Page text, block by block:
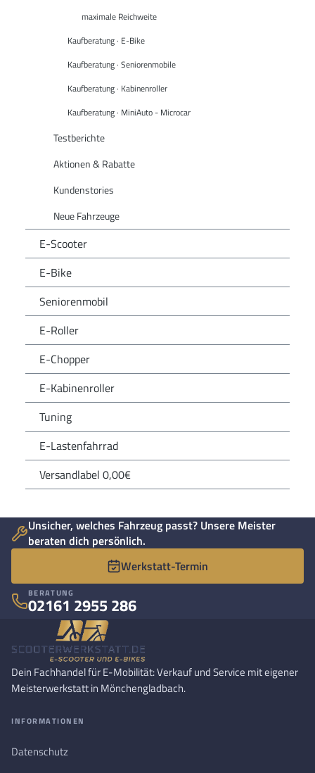
maximale Reichweite
Kaufberatung · E-Bike
Kaufberatung · Seniorenmobile
Kaufberatung · Kabinenroller
Kaufberatung · MiniAuto - Microcar
Testberichte
Aktionen & Rabatte
Kundenstories
Neue Fahrzeuge
E-Scooter
E-Bike
Seniorenmobil
E-Roller
E-Chopper
E-Kabinenroller
Tuning
E-Lastenfahrrad
Versandlabel 0,00€
Unsicher, welches Fahrzeug passt? Unsere Meister
beraten dich persönlich.
Werkstatt-Termin
BERATUNG
02161 2955 286
Dein Fachhandel für E-Mobilität: Verkauf und Service mit eigener
Meisterwerkstatt in Mönchengladbach.
INFORMATIONEN
Datenschutz